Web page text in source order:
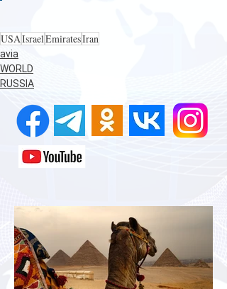
USAIsraelEmiratesIran
avia
WORLD
RUSSIA